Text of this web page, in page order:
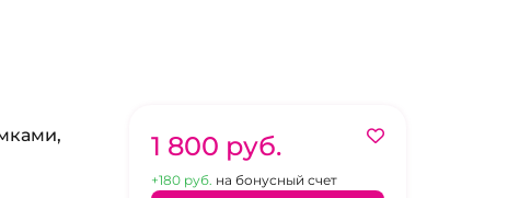
1 800 pуб.
+180 pуб. на бонусный счет